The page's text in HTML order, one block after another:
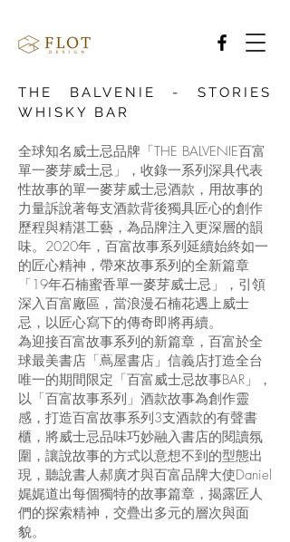
THE BALVENIE - STORIES
WHISKY BAR
全球知名威士忌品牌「THE BALVENIE百富
單一麥芽威士忌」，收錄一系列深具代表
性故事的單一麥芽威士忌酒款，用故事的
力量訴說著每支酒款背後獨具匠心的創作
歷程與精湛工藝，為品牌注入更深層的韻
味。2020年，百富故事系列延續始終如一
的匠心精神，帶來故事系列的全新篇章
「19年石楠蜜香單一麥芽威士忌」，引領
深入百富廠區，當浪漫石楠花遇上威士
忌，以匠心寫下的傳奇即將再續。
為迎接百富故事系列的新篇章，百富於全
球最美書店「蔦屋書店」信義店打造全台
唯一的期間限定「百富威士忌故事BAR」，
以「百富故事系列」酒款故事為創作靈
感，打造百富故事系列3支酒款的有聲書
櫃，將威士忌品味巧妙融入書店的閱讀氛
圍，讓說故事的方式以意想不到的型態出
現，聽說書人郝廣才與百富品牌大使Daniel
娓娓道出每個獨特的故事篇章，揭露匠人
們的探索精神，交疊出多元的層次與面
貌。